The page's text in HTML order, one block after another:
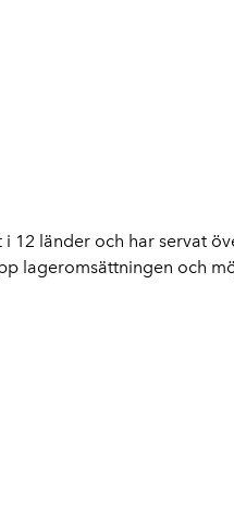
länder och har servat
lageromsättningen och